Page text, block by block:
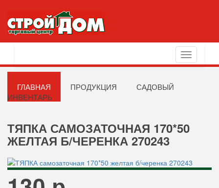
Toggle
navigation
ГЛАВНАЯ ПРОДУКЦИЯ
САДОВЫЙ
ИНВЕНТАРЬ
ТЯПКА САМОЗАТОЧНАЯ 170*50
ЖЕЛТАЯ Б/ЧЕРЕНКА 270243